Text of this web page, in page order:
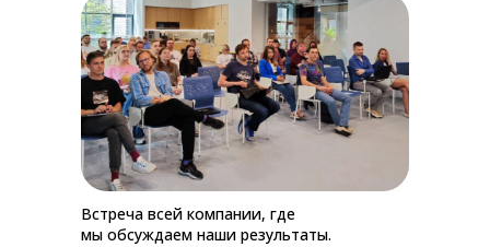
Встреча всей компании, где
мы обсуждаем наши результаты.